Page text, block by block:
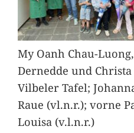
My Oanh Chau-
Dernedde und
Vilbeler Tafel;
Raue (vl.n.r.); vorne
Louisa (v.l.n.r.)